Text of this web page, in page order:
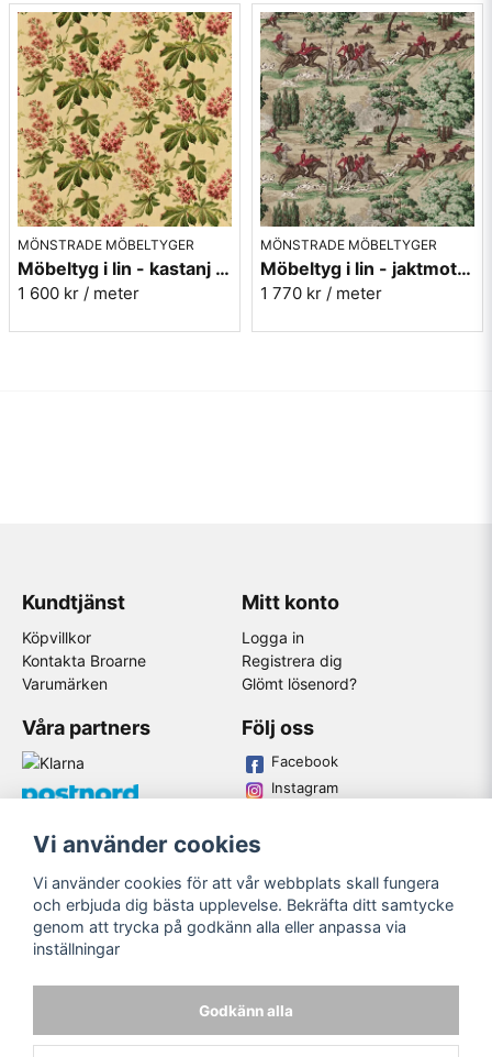
MÖNSTRADE MÖBELTYGER
Möbeltyg i lin - kastanj - Pavia - ruby/emerald
1 600 kr / meter
MÖNSTRADE MÖBELTYGER
Möbeltyg i lin - jaktmotiv - Tally ho - evergreen/crimson
1 770 kr / meter
Kundtjänst
Köpvillkor
Kontakta Broarne
Varumärken
Mitt konto
Logga in
Registrera dig
Glömt lösenord?
Våra partners Följ oss
Facebook
Instagram
© Copyright
Vi använder cookies
Vi använder cookies för att vår webbplats skall fungera
och erbjuda dig bästa upplevelse. Bekräfta ditt samtycke
genom att trycka på godkänn alla eller anpassa via
inställningar
Godkänn alla